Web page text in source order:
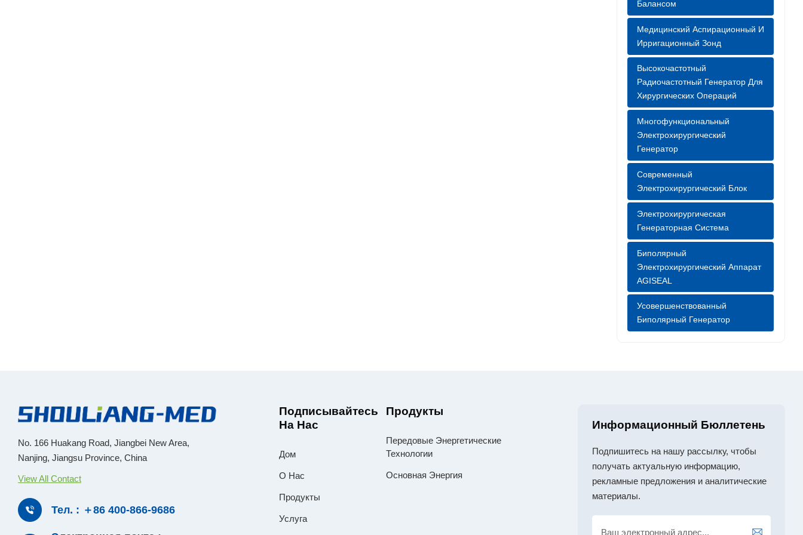
Балансом
Медицинский Аспирационный И
Ирригационный Зонд
Высокочастотный
Радиочастотный Генератор Для
Хирургических Операций
Многофункциональный
Электрохирургический
Генератор
Современный
Электрохирургический Блок
Электрохирургическая
Генераторная Система
Биполярный
Электрохирургический Аппарат
AGISEAL
Усовершенствованный
Биполярный Генератор
No. 166 Huakang Road, Jiangbei New Area,
Nanjing, Jiangsu Province, China
View All Contact
Тел. : ＋86 400-866-9686
Подписывайтесь
На Нас
Дом
О Нас
Продукты
Услуга
Продукты
Передовые Энергетические
Технологии
Основная Энергия
Информационный Бюллетень
Подпишитесь на нашу рассылку, чтобы
получать актуальную информацию,
рекламные предложения и аналитические
материалы.